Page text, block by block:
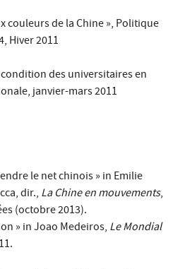
couleurs de la Chine », Politique
Hiver 2011
des universitaires en
, janvier-mars 2011
le net chinois » in Emilie
dir., La Chine en mouvements,
(octobre 2013).
» in Joao Medeiros, Le Mondial